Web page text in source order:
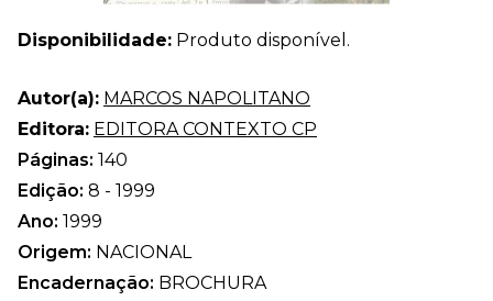
Disponibilidade: Produto disponível.
Autor(a): MARCOS NAPOLITANO
Editora: EDITORA CONTEXTO CP
Páginas: 140
Edição: 8 - 1999
Ano: 1999
Origem: NACIONAL
Encadernação: BROCHURA